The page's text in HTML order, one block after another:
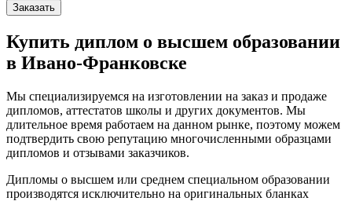
Заказать
Купить диплом о высшем образовании
в Ивано-Франковске
Мы специализируемся на изготовлении на заказ и продаже
дипломов, аттестатов школы и других документов. Мы
длительное время работаем на данном рынке, поэтому можем
подтвердить свою репутацию многочисленными образцами
дипломов и отзывами заказчиков.
Дипломы о высшем или среднем специальном образовании
производятся исключительно на оригинальных бланках